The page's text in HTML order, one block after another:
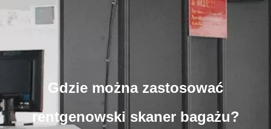
Gdzie można zastosować
rentgenowski skaner bagażu?